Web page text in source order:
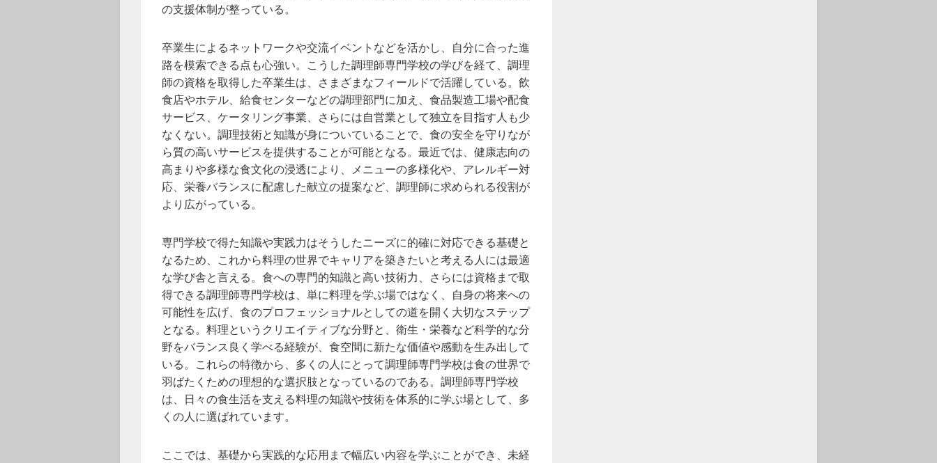
の支援体制が整っている。
卒業生によるネットワークや交流イベントなどを活かし、自分に合った進
路を模索できる点も心強い。こうした調理師専門学校の学びを経て、調理
師の資格を取得した卒業生は、さまざまなフィールドで活躍している。飲
食店やホテル、給食センターなどの調理部門に加え、食品製造工場や配食
サービス、ケータリング事業、さらには自営業として独立を目指す人も少
なくない。調理技術と知識が身についていることで、食の安全を守りなが
ら質の高いサービスを提供することが可能となる。最近では、健康志向の
高まりや多様な食文化の浸透により、メニューの多様化や、アレルギー対
応、栄養バランスに配慮した献立の提案など、調理師に求められる役割が
より広がっている。
専門学校で得た知識や実践力はそうしたニーズに的確に対応できる基礎と
なるため、これから料理の世界でキャリアを築きたいと考える人には最適
な学び舎と言える。食への専門的知識と高い技術力、さらには資格まで取
得できる調理師専門学校は、単に料理を学ぶ場ではなく、自身の将来への
可能性を広げ、食のプロフェッショナルとしての道を開く大切なステップ
となる。料理というクリエイティブな分野と、衛生・栄養など科学的な分
野をバランス良く学べる経験が、食空間に新たな価値や感動を生み出して
いる。これらの特徴から、多くの人にとって調理師専門学校は食の世界で
羽ばたくための理想的な選択肢となっているのである。調理師専門学校
は、日々の食生活を支える料理の知識や技術を体系的に学ぶ場として、多
くの人に選ばれています。
ここでは、基礎から実践的な応用まで幅広い内容を学ぶことができ、未経